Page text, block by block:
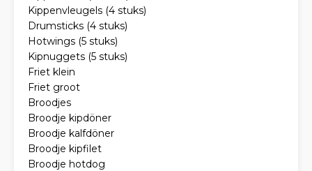
Kippenvleugels (4 stuks)
Drumsticks (4 stuks)
Hotwings (5 stuks)
Kipnuggets (5 stuks)
Friet klein
Friet groot
Broodjes
Broodje kipdöner
Broodje kalfdöner
Broodje kipfilet
Broodje hotdog